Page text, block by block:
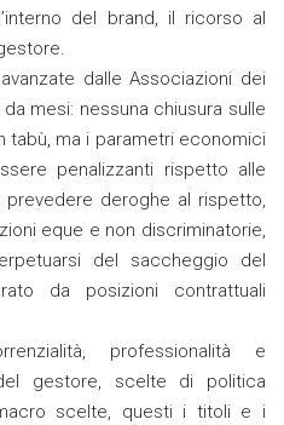
del brand, il ricorso al
dalle Associazioni dei
mesi: nessuna chiusura sulle
tabù, ma i parametri economici
penalizzanti rispetto alle
deroghe al rispetto,
eque e non discriminatorie,
del saccheggio del
da posizioni contrattuali
professionalità e
gestore, scelte di politica
scelte, questi i titoli e i